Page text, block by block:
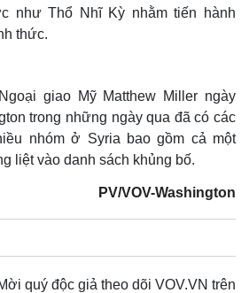
như Thổ Nhĩ Kỳ nhằm tiến hành
thức.
giao Mỹ Matthew Miller ngày
trong những ngày qua đã có các
nhóm ở Syria bao gồm cả một
liệt vào danh sách khủng bố.
PV/VOV-Washington
quý độc giả theo dõi VOV.VN trên